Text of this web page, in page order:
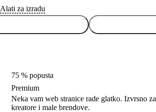
Alati za izradu
75 % popusta
Premium
Neka vam web stranice rade glatko. Izvrsno za
kreatore i male brendove.